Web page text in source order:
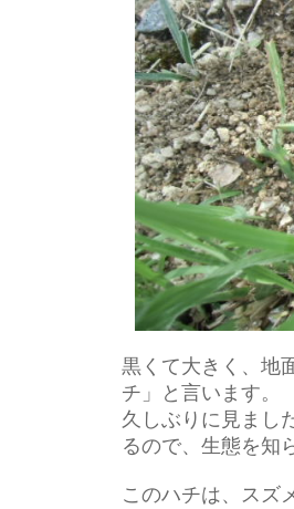
黒くて大きく、地
チ」と言います。
久しぶりに見まし
るので、生態を知
このハチは、スズ